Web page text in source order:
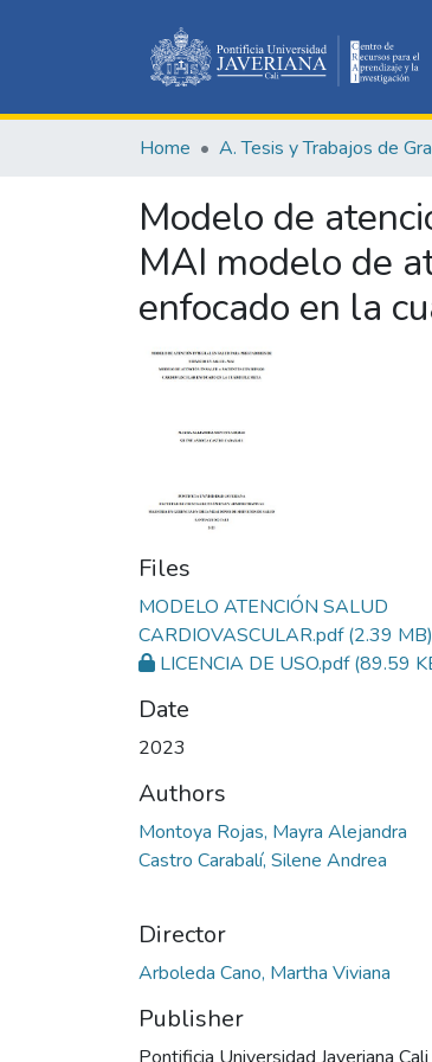
Home A. Tesis y Trabajos de
Modelo de
MAI modelo de
enfocado en la
Files
MODELO ATENCIÓN SALUD
CARDIOVASCULAR.pdf(2.39 MB)
LICENCIA DE USO.pdf(89.59
Date
2023
Authors
Montoya Rojas, Mayra Alejandra
Castro Carabalí, Silene Andrea
Director
Arboleda Cano, Martha Viviana
Publisher
Pontificia Universidad Javeriana Cali